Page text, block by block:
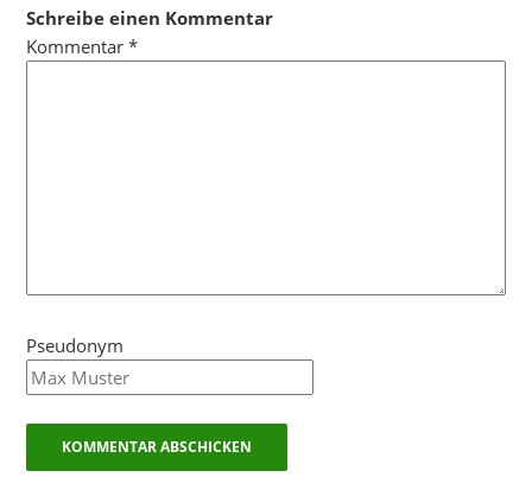
Schreibe einen Kommentar
Kommentar*
Pseudonym